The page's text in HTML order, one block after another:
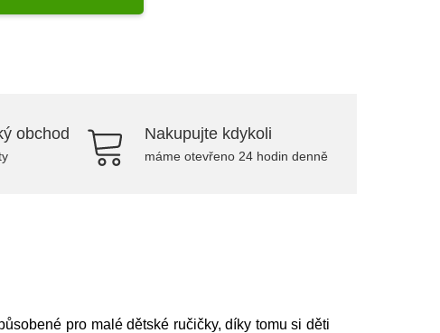
obchod Nakupujte kdykoli
máme otevřeno 24 hodin denně
pro malé dětské ručičky, díky tomu si děti